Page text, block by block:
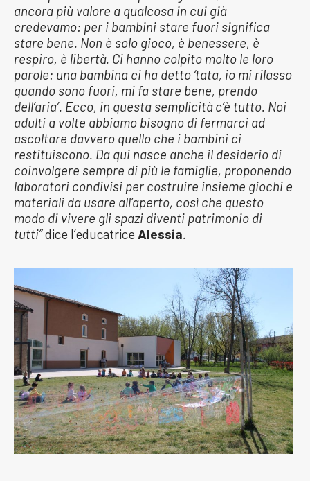
ancora più valore a qualcosa in cui già
credevamo: per i bambini stare fuori significa
stare bene. Non è solo gioco, è benessere, è
respiro, è libertà. Ci hanno colpito molto le loro
parole: una bambina ci ha detto ‘tata, io mi rilasso
quando sono fuori, mi fa stare bene, prendo
dell’aria’. Ecco, in questa semplicità c’è tutto. Noi
adulti a volte abbiamo bisogno di fermarci ad
ascoltare davvero quello che i bambini ci
restituiscono. Da qui nasce anche il desiderio di
coinvolgere sempre di più le famiglie, proponendo
laboratori condivisi per costruire insieme giochi e
materiali da usare all’aperto, così che questo
modo di vivere gli spazi diventi patrimonio di
tutti”dice l’educatrice Alessia.